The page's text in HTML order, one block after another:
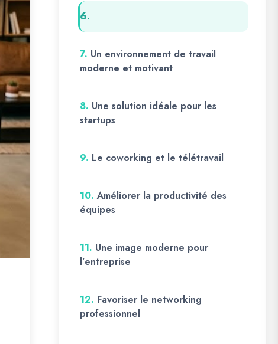
6.
7. Un environnement de travail
moderne et motivant
8. Une solution idéale pour les
startups
9. Le coworking et le télétravail
10. Améliorer la productivité des
équipes
11. Une image moderne pour
l’entreprise
12. Favoriser le networking
professionnel